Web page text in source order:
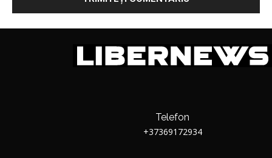
Telefon
+37369172934